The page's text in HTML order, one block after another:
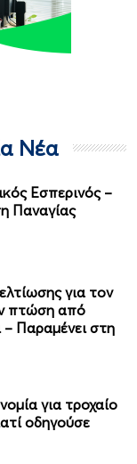
Νέα
Εσπερινός –
Παναγίας
για τον
πτώση από
– Παραμένει στη
για τροχαίο
οδηγούσε